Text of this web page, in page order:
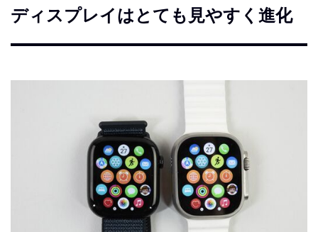
ディスプレイはとても見やすく進化